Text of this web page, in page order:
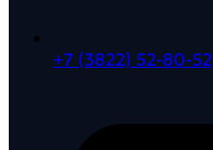
+7 (3822) 52-80-52